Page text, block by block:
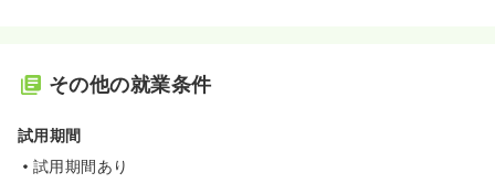
その他の就業条件
試用期間
試用期間あり